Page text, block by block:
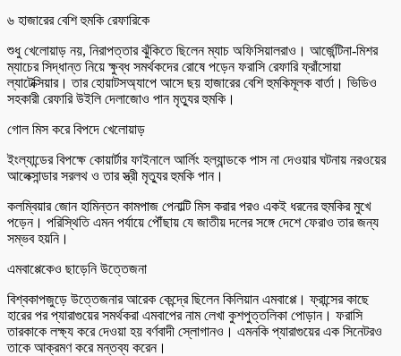
৬ হাজারের বেশি হুমকি রেফারিকে
শুধু খেলোয়াড় নয়, নিরাপত্তার ঝুঁকিতে ছিলেন ম্যাচ অফিসিয়ালরাও। আর্জেন্টিনা-মিশর
ম্যাচের সিদ্ধান্ত নিয়ে ক্ষুব্ধ সমর্থকদের রোষে পড়েন ফরাসি রেফারি ফ্রাঁসোয়া
ল্যাটেক্সিয়ার। তার হোয়াটসঅ্যাপে আসে ছয় হাজারের বেশি হুমকিমূলক বার্তা। ভিডিও
সহকারী রেফারি উইলি দেলাজোও পান মৃত্যুর হুমকি।
গোল মিস করে বিপদে খেলোয়াড়
ইংল্যান্ডের বিপক্ষে কোয়ার্টার ফাইনালে আর্লিং হল্যান্ডকে পাস না দেওয়ার ঘটনায় নরওয়ের
আলেক্সান্ডার সরলথ ও তার স্ত্রী মৃত্যুর হুমকি পান।
কলম্বিয়ার জোন হামিন্তন কামপাজ পেনাল্টি মিস করার পরও একই ধরনের হুমকির মুখে
পড়েন। পরিস্থিতি এমন পর্যায়ে পৌঁছায় যে জাতীয় দলের সঙ্গে দেশে ফেরাও তার জন্য
সম্ভব হয়নি।
এমবাপ্পেকেও ছাড়েনি উত্তেজনা
বিশ্বকাপজুড়ে উত্তেজনার আরেক কেন্দ্রে ছিলেন কিলিয়ান এমবাপ্পে। ফ্রান্সের কাছে
হারের পর প্যারাগুয়ের সমর্থকরা এমবাপের নাম লেখা কুশপুত্তলিকা পোড়ান। ফরাসি
তারকাকে লক্ষ্য করে দেওয়া হয় বর্ণবাদী স্লোগানও। এমনকি প্যারাগুয়ের এক সিনেটরও
তাকে আক্রমণ করে মন্তব্য করেন।